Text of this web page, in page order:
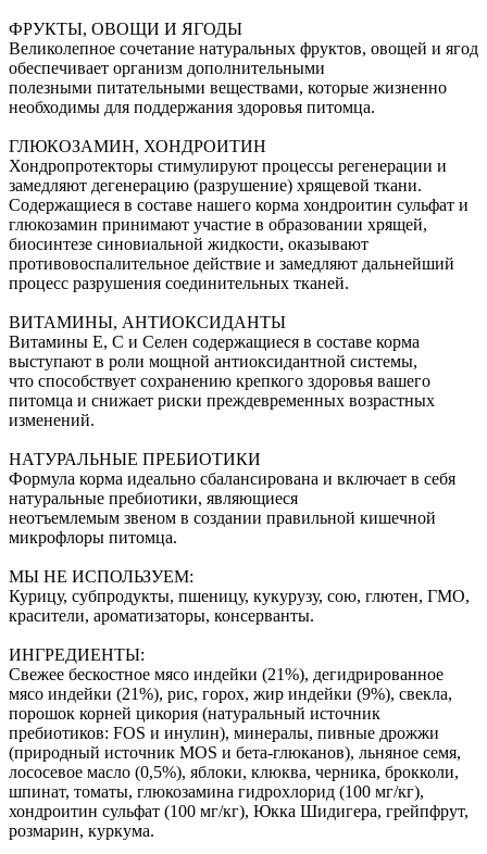
ФРУКТЫ, ОВОЩИ И ЯГОДЫ
Великолепное сочетание натуральных фруктов, овощей и ягод
обеспечивает организм дополнительными
полезными питательными веществами, которые жизненно
необходимы для поддержания здоровья питомца.
ГЛЮКОЗАМИН, ХОНДРОИТИН
Хондропротекторы стимулируют процессы регенерации и
замедляют дегенерацию (разрушение) хрящевой ткани.
Содержащиеся в составе нашего корма хондроитин сульфат и
глюкозамин принимают участие в образовании хрящей,
биосинтезе синовиальной жидкости, оказывают
противовоспалительное действие и замедляют дальнейший
процесс разрушения соединительных тканей.
ВИТАМИНЫ, АНТИОКСИДАНТЫ
Витамины Е, С и Селен содержащиеся в составе корма
выступают в роли мощной антиоксидантной системы,
что способствует сохранению крепкого здоровья вашего
питомца и снижает риски преждевременных возрастных
изменений.
НАТУРАЛЬНЫЕ ПРЕБИОТИКИ
Формула корма идеально сбалансирована и включает в себя
натуральные пребиотики, являющиеся
неотъемлемым звеном в создании правильной кишечной
микрофлоры питомца.
МЫ НЕ ИСПОЛЬЗУЕМ:
Курицу, субпродукты, пшеницу, кукурузу, сою, глютен, ГМО,
красители, ароматизаторы, консерванты.
ИНГРЕДИЕНТЫ:
Свежее бескостное мясо индейки (21%), дегидрированное
мясо индейки (21%), рис, горох, жир индейки (9%), свекла,
порошок корней цикория (натуральный источник
пребиотиков: FOS и инулин), минералы, пивные дрожжи
(природный источник MOS и бета-глюканов), льняное семя,
лососевое масло (0,5%), яблоки, клюква, черника, брокколи,
шпинат, томаты, глюкозамина гидрохлорид (100 мг/кг),
хондроитин сульфат (100 мг/кг), Юкка Шидигера, грейпфрут,
розмарин, куркума.